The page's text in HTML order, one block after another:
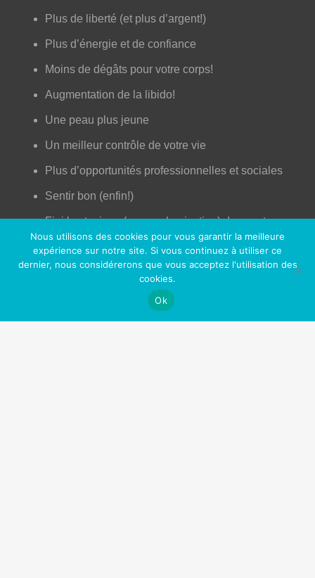
Plus de liberté (et plus d’argent!)
Plus d’énergie et de confiance
Moins de dégâts pour votre corps!
Augmentation de la libido!
Une peau plus jeune
Un meilleur contrôle de votre vie
Plus d’opportunités professionnelles et sociales
Sentir bon (enfin!)
Fini les toxines (comme la nicotine) dans votre
corps
OfficePlus Business Centers
Logidesk – Agenda en ligne partagé
Nous utilisons des cookies pour vous garantir la meilleure
expérience sur notre site. Si vous continuez à utiliser ce
dernier, nous considérerons que vous acceptez l'utilisation des
cookies.
Ok